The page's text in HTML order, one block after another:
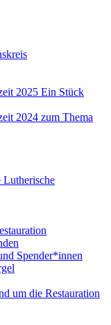
2025 Ein Stück
2024 zum Thema
Lutherische
Spender*innen
um die Restauration